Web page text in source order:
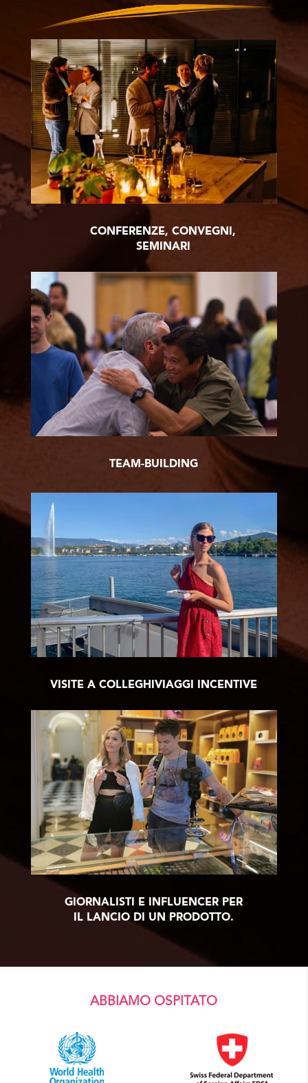
CONFERENZE, CONVEGNI,
SEMINARI
TEAM-BUILDING
VISITE A COLLEGHIVIAGGI INCENTIVE
GIORNALISTI E INFLUENCER PER
IL LANCIO DI UN PRODOTTO.
ABBIAMO OSPITATO